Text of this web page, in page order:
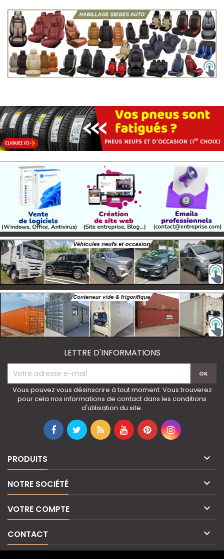
LETTRE D'INFORMATIONS
Vous pouvez vous désinscrire à tout moment. Vous trouverez
pour cela nos informations de contact dans les conditions
d'utilisation du site.
PRODUITS 
NOTRE SOCIÉTÉ 
VOTRE COMPTE 
CONTACT 